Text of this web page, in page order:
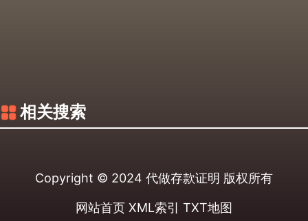
相关搜索
Copyright © 2024 代做存款证明 版权所有
网站首页 XML索引 TXT地图